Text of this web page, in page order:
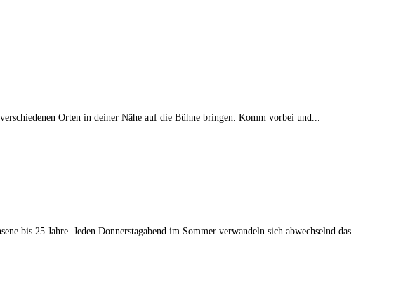
Orten in deiner Nähe auf die Bühne bringen. Komm vorbei und...
bis 25 Jahre. Jeden Donnerstagabend im Sommer verwandeln sich abwechselnd das